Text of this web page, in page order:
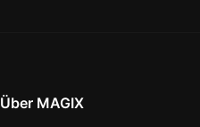
Über MAGIX